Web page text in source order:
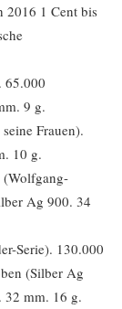
2016 1 Cent bis
65.000
9 g.
Frauen).
10 g.
(Wolfgang-
Ag 900. 34
Serie). 130.000
(Silber Ag
32 mm. 16 g.